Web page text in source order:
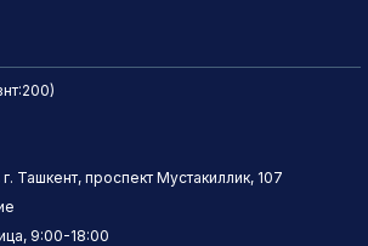
Ташкент, проспект Мустакиллик, 107
9:00-18:00